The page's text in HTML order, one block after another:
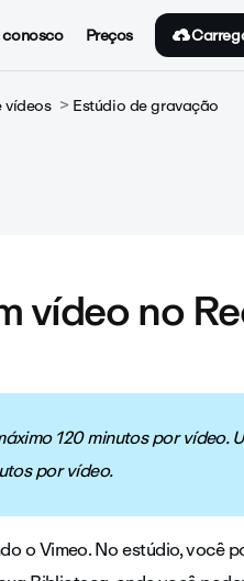
conosco Preços
vídeos Estúdio de gravação
vídeo no
120 minutos por vídeo.
por vídeo.
o Vimeo. No estúdio, você